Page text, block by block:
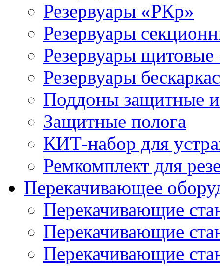
Резервуары «РКр»
Резервуары
Резервуары
Резервуары
Поддоны защитные
Защитные полога
КИТ-набор для
Ремкомплект для
Перекачивающее
Перекачивающие
Перекачивающие
Перекачивающие